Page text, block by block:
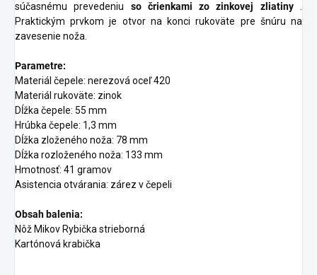
súčasnému prevedeniu so črienkami zo zinkovej zliatiny.
Praktickým prvkom je otvor na konci rukoväte pre šnúru na
zavesenie noža.
Parametre:
Materiál čepele: nerezová oceľ 420
Materiál rukoväte: zinok
Dĺžka čepele: 55 mm
Hrúbka čepele: 1,3 mm
Dĺžka zloženého noža: 78 mm
Dĺžka rozloženého noža: 133 mm
Hmotnosť: 41 gramov
Asistencia otvárania: zárez v čepeli
Obsah balenia:
Nôž Mikov Rybička strieborná
Kartónová krabička